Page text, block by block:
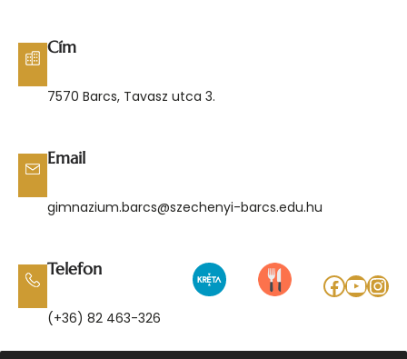
tartalomhoz
Cím
7570 Barcs, Tavasz utca 3.
Email
gimnazium.barcs@szechenyi-barcs.edu.hu
Telefon
(+36) 82 463-326